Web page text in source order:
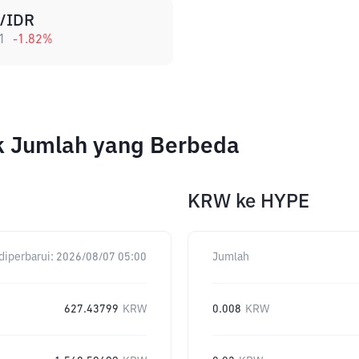
IDR
-1.82%
yang Berbeda
2026/08/07 05:00
627.43799 KRW
KRW ke HYPE
Jumlah
0.008 KRW